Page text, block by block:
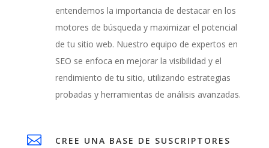
entendemos la importancia de destacar en los
motores de búsqueda y maximizar el potencial
de tu sitio web. Nuestro equipo de expertos en
SEO se enfoca en mejorar la visibilidad y el
rendimiento de tu sitio, utilizando estrategias
probadas y herramientas de análisis avanzadas.

CREE UNA BASE DE SUSCRIPTORES